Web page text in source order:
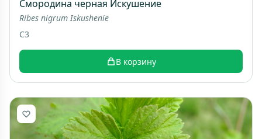
Смородина черная Искушение
Ribes nigrum Iskushenie
C3
В корзину